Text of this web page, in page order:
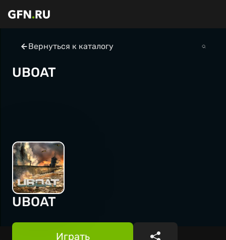
Вернуться к каталогу
UBOAT
UBOAT
Играть